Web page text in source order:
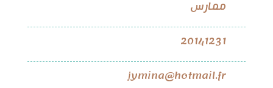
ممارس
20141231
jymina@hotmail.fr